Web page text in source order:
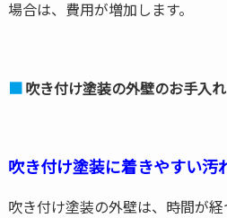
場合は、費用が増加します。
吹き付け塗装の外壁のお手入れ
吹き付け塗装に着きやすい汚
吹き付け塗装の外壁は、時間が